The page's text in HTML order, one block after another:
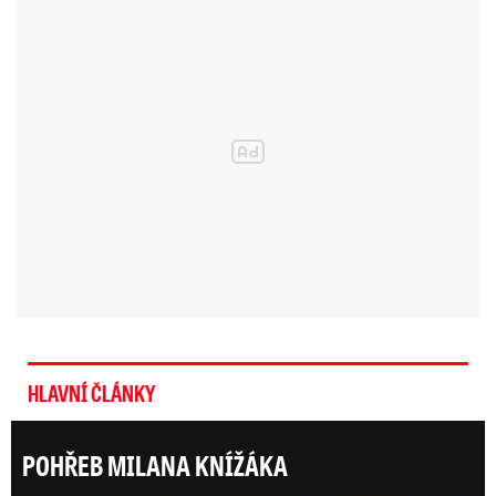
V roce 2017 dalo Česko na obranu mírně přes
Předchozí vládní koalice ANO, ČSSD a KDU-ČSL
se dohodla, že zajistí, aby Česko dávalo do roku
opoziční strany tehdy prosazovaly ambicióznější
HLAVNÍ ČLÁNKY
POHŘEB MILANA KNÍŽÁKA